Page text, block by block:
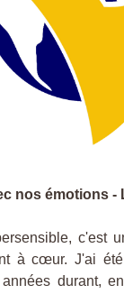
nos émotions -
c'est
à cœur. J'ai
durant,